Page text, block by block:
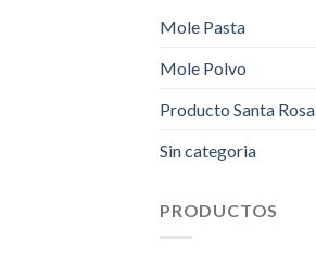
Mole Pasta
Mole Polvo
Producto Santa Rosa
Sin categoria
PRODUCTOS